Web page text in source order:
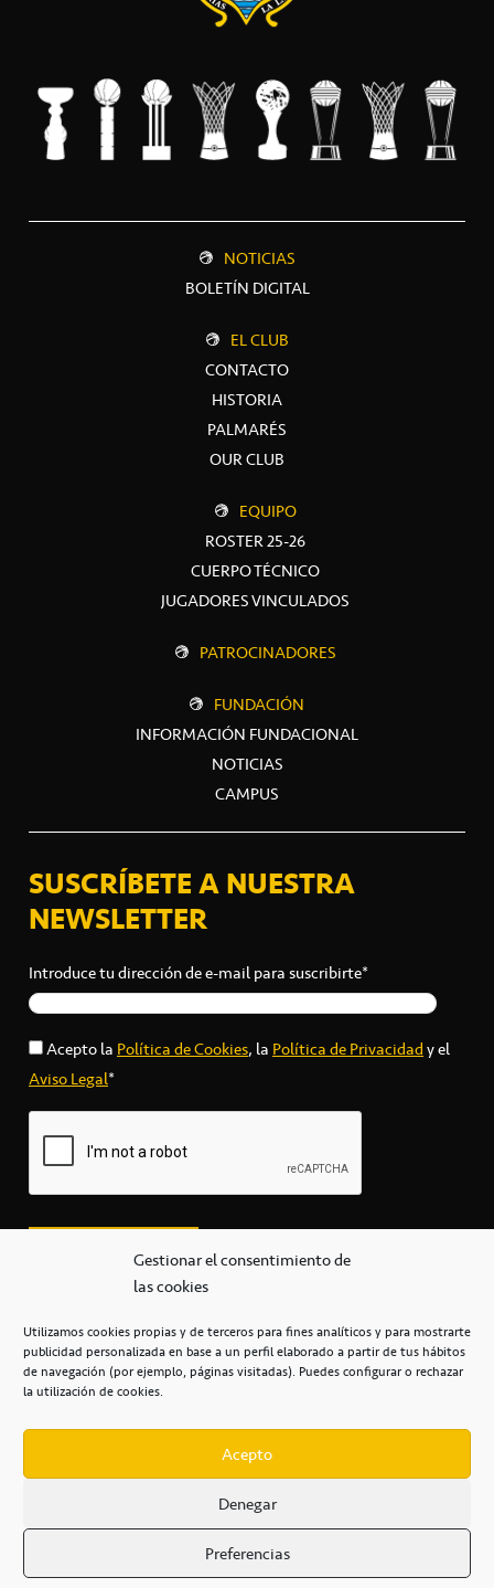
Gestionar el consentimiento de
las cookies
Utilizamos cookies propias y de terceros para fines analíticos y para mostrarte
publicidad personalizada en base a un perfil elaborado a partir de tus hábitos
de navegación (por ejemplo, páginas visitadas). Puedes configurar o rechazar
la utilización de cookies.
Acepto
Denegar
Preferencias
NOTICIAS
BOLETÍN DIGITAL
EL CLUB
CONTACTO
HISTORIA
PALMARÉS
OUR CLUB
EQUIPO
ROSTER 25-26
CUERPO TÉCNICO
JUGADORES VINCULADOS
PATROCINADORES
FUNDACIÓN
INFORMACIÓN FUNDACIONAL
NOTICIAS
CAMPUS
SUSCRÍBETE A NUESTRA
NEWSLETTER
Introduce tu dirección de e-mail para suscribirte*
Acepto laPolítica de Cookies, laPolítica de Privacidady el
Aviso Legal*
secretaria@cbcanarias.es
+34 922 253 684
Casa del Deporte / 38108 – La Laguna
POLÍTICA DE PRIVACIDAD / POLÍTICA DE COOKIES /
AVISO LEGAL / CONDICIONES